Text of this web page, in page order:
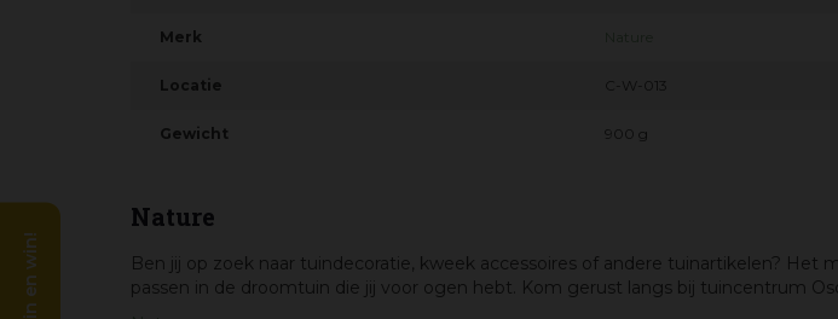
Merk
Locatie C-W-013
Gewicht 900 g
Nature
Ben jij op zoek naar tuindecoratie, kweek accessoires of andere tuinartikelen?
passen in de droomtuin die jij voor ogen hebt. Kom gerust langs bij tuincentrum